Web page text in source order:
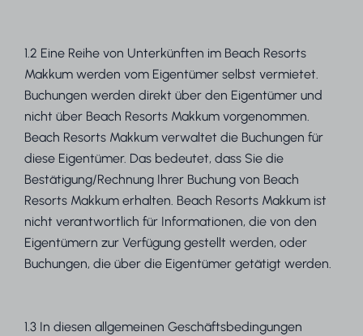
1.2 Eine Reihe von Unterkünften im Beach Resorts
Makkum werden vom Eigentümer selbst vermietet.
Buchungen werden direkt über den Eigentümer und
nicht über Beach Resorts Makkum vorgenommen.
Beach Resorts Makkum verwaltet die Buchungen für
diese Eigentümer. Das bedeutet, dass Sie die
Bestätigung/Rechnung Ihrer Buchung von Beach
Resorts Makkum erhalten. Beach Resorts Makkum ist
nicht verantwortlich für Informationen, die von den
Eigentümern zur Verfügung gestellt werden, oder
Buchungen, die über die Eigentümer getätigt werden.
1.3 In diesen allgemeinen Geschäftsbedingungen